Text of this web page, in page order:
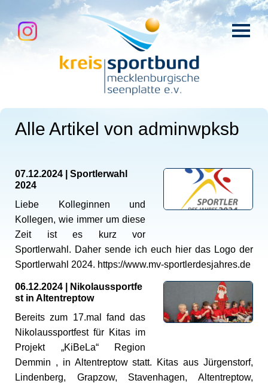
Alle Artikel von adminwpksb
07.12.2024
Sportlerwahl
2024
Liebe Kolleginnen und
Kollegen, wie immer um diese
Zeit ist es kurz vor
Sportlerwahl. Daher sende ich euch hier das Logo der
Sportlerwahl 2024. https://www.mv-sportlerdesjahres.de
06.12.2024
Nikolaussportfe
st in Altentreptow
Bereits zum 17.mal fand das
Nikolaussportfest für Kitas im
Projekt „KiBeLa“ Region
Demmin , in Altentreptow statt. Kitas aus Jürgenstorf,
Lindenberg, Grapzow, Stavenhagen, Altentreptow,